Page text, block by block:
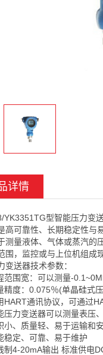
详情
YK3351TG型智能压力变
高可靠性、长期稳定性与
测量液体、气体或蒸汽的
围，监控或与上位机组成
变送器技术参数：
范围宽：可以测量-
精度：0.075％(单晶硅式
HART通讯协议，可通过
压力变送器可以测量表压
小、质量轻、易于运输和
稳定、可靠、易于维护
制4-20mA输出 标准供电